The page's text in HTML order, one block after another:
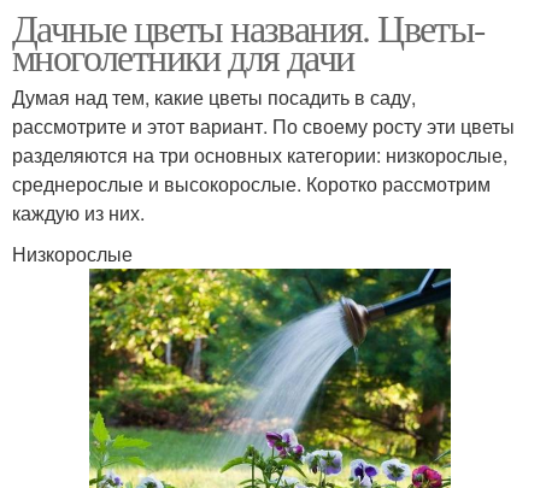
Дачные цветы названия. Цветы-
многолетники для дачи
Думая над тем, какие цветы посадить в саду,
рассмотрите и этот вариант. По своему росту эти цветы
разделяются на три основных категории: низкорослые,
среднерослые и высокорослые. Коротко рассмотрим
каждую из них.
Низкорослые